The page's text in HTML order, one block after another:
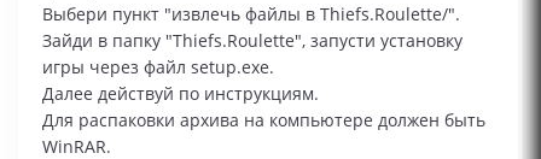
Выбери пункт "извлечь файлы в Thiefs.Roulette/".
Зайди в папку "Thiefs.Roulette", запусти установку
игры через файл setup.exe.
Далее действуй по инструкциям.
Для распаковки архива на компьютере должен быть
WinRAR.